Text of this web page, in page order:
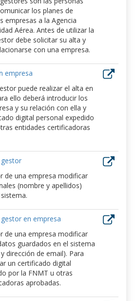
los planes de
empresas a la Agencia
Aérea. Antes de utilizar la
debe solicitar su alta y
con una empresa.
empresa
puede realizar el alta en
ello deberá introducir los
y su relación con ella y
digital personal expedido
entidades certificadoras
de una empresa modificar
(nombre y apellidos)
en empresa
de una empresa modificar
guardados en el sistema
dirección de email). Para
un certificado digital
por la FNMT u otras
aprobadas.